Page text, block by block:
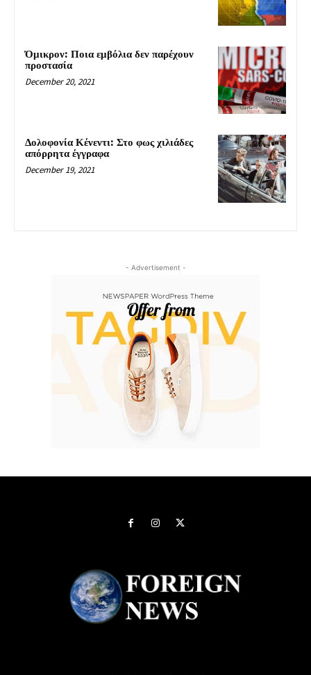
Όμικρον: Ποια εμβόλια δεν παρέχουν
προστασία
December 20, 2021
Δολοφονία Κένεντι: Στο φως χιλιάδες
απόρρητα έγγραφα
December 19, 2021
- Advertisement -